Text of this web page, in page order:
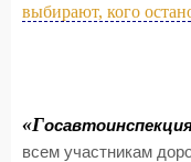
выбирают, кого
«Г
всем участникам